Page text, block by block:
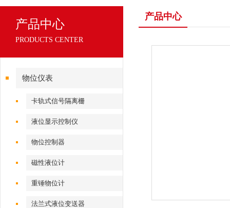
产品中心
PRODUCTS CENTER
物位仪表
卡轨式信号隔离栅
液位显示控制仪
物位控制器
磁性液位计
重锤物位计
法兰式液位变送器
产品中心